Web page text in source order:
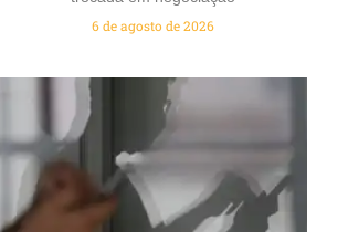
6 de agosto de 2026